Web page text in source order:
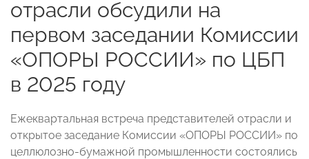
отрасли обсудили на
первом заседании Комиссии
«ОПОРЫ РОССИИ» по ЦБП
в 2025 году
Ежеквартальная встреча представителей отрасли и
открытое заседание Комиссии «ОПОРЫ РОССИИ» по
целлюлозно-бумажной промышленности состоялись